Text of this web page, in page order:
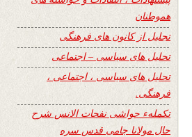
هموطنان
تجلیل از کانون های فرهنگی
تحلیل های سیاسی – اجتماعی
تحلیل های سیاسی ، اجتماعی ،
فرهنگی.
تکملهء حواشی نفحات الانس شرح
حال مولانا جامی قدس سره